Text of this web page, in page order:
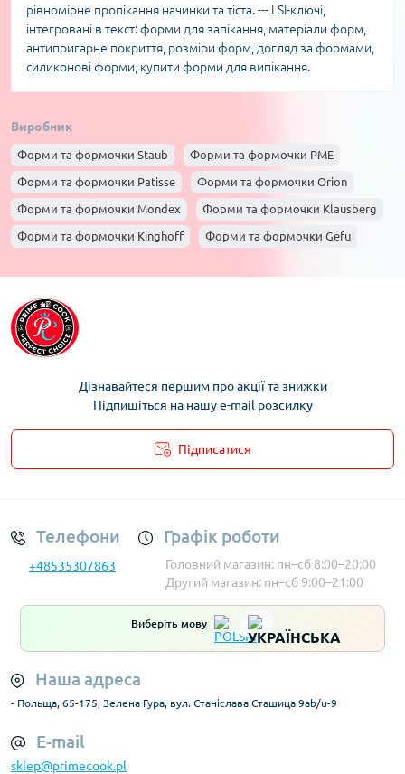
рівномірне пропікання начинки та тіста. --- LSI-ключі,
інтегровані в текст: форми для запікання, матеріали форм,
антипригарне покриття, розміри форм, догляд за формами,
силиконові форми, купити форми для випікання.
Виробник
Форми та формочки Staub Форми та формочки PME
Форми та формочки Patisse Форми та формочки Orion
Форми та формочки Mondex Форми та формочки Klausberg
Форми та формочки Kinghoff Форми та формочки Gefu
Форми та формочки Berlinger haus
Форми та формочки Ballarini
Дізнавайтеся першим про акції та знижки
Підпишіться на нашу e-mail розсилку
Підписатися
Телефони
+48535307863
Графік роботи
Головний магазин: пн–сб 8:00–20:00
Другий магазин: пн–сб 9:00–21:00
Виберіть мову
Наша адреса
- Польща, 65-175, Зелена Гура, вул. Станіслава Сташица 9ab/u-9
E-mail
sklep@primecook.pl